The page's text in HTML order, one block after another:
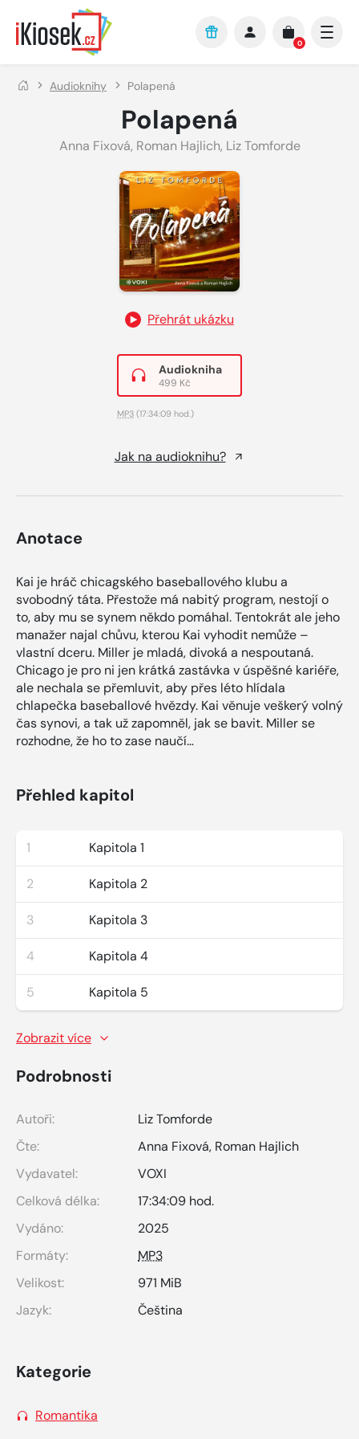
Přejít na hlavní obsah
0
Audioknihy Polapená
Polapená
Anna Fixová, Roman Hajlich, Liz Tomforde
Přehrát ukázku
Audiokniha
499 Kč
MP3 (17:34:09 hod.)
Jak na audioknihu?
Anotace
Kai je hráč chicagského baseballového klubu a
svobodný táta. Přestože má nabitý program, nestojí o
to, aby mu se synem někdo pomáhal. Tentokrát ale jeho
manažer najal chůvu, kterou Kai vyhodit nemůže –
vlastní dceru. Miller je mladá, divoká a nespoutaná.
Chicago je pro ni jen krátká zastávka v úspěšné kariéře,
ale nechala se přemluvit, aby přes léto hlídala
chlapečka baseballové hvězdy. Kai věnuje veškerý volný
čas synovi, a tak už zapomněl, jak se bavit. Miller se
rozhodne, že ho to zase naučí…
Přehled kapitol
1 Kapitola 1
2 Kapitola 2
3 Kapitola 3
4 Kapitola 4
5 Kapitola 5
Zobrazit více
Podrobnosti
Autoři:
Liz Tomforde
Čte:
Anna Fixová, Roman Hajlich
Vydavatel:
VOXI
Celková délka:
17:34:09 hod.
Vydáno:
2025
Formáty:
MP3
Velikost:
971 MiB
Jazyk:
Čeština
Kategorie
Romantika